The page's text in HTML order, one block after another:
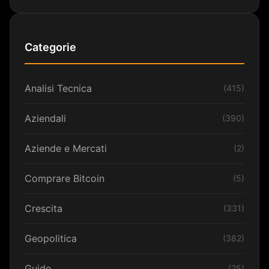
Categorie
Analisi Tecnica (415)
Aziendali (390)
Aziende e Mercati (2)
Comprare Bitcoin (5)
Crescita (331)
Geopolitica (382)